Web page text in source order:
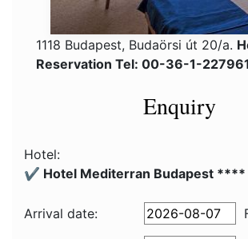
1118 Budapest, Budaörsi út 20/a.
Reservation Tel: 00-36-1-
Enquiry
Hotel:
✔️ Hotel Mediterran Budapest ****
Arrival date: